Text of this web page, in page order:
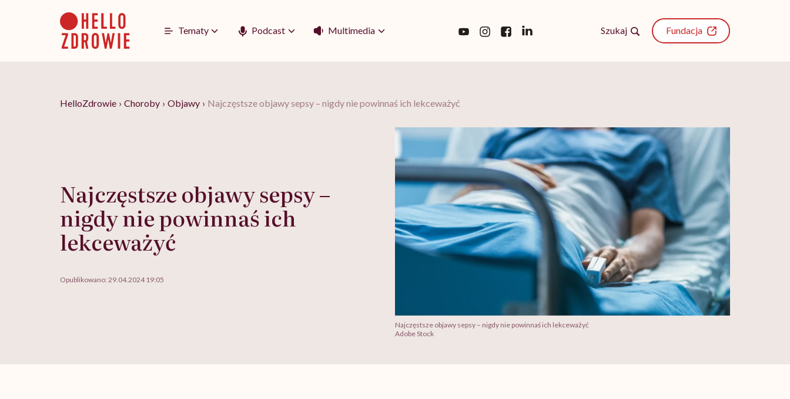
Tematy Podcast Multimedia Szukaj Fundacja
HelloZdrowie › Choroby › Objawy › Najczęstsze objawy sepsy – nigdy nie powinnaś ich lekceważyć
Najczęstsze objawy sepsy –
nigdy nie powinnaś ich
lekceważyć
Opublikowano: 29.04.2024 19:05
Najczęstsze objawy sepsy – nigdy nie powinnaś ich lekceważyć
Adobe Stock